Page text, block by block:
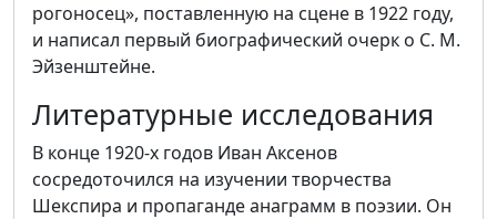
рогоносец», поставленную на сцене в 1922 году,
и написал первый биографический очерк о С. М.
Эйзенштейне.
Литературные исследования
В конце 1920-х годов Иван Аксенов
сосредоточился на изучении творчества
Шекспира и пропаганде анаграмм в поэзии. Он